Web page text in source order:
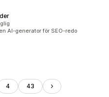
AI-generator för SEO-redo
4 43